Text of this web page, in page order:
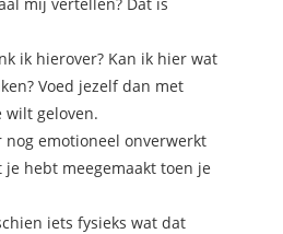
ik hierover? Kan ik hier wat
Voed jezelf dan met
geloven.
nog emotioneel onverwerkt
je hebt meegemaakt toen je
iets fysieks wat dat